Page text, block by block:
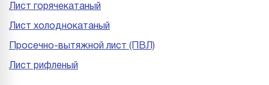
Лист горячекатаный
Лист холоднокатаный
Просечно-вытяжной лист (ПВЛ)
Лист рифленый